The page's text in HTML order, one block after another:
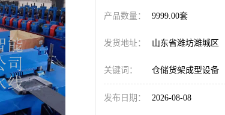
产品数量： 9999.00套
发货地址： 山东省潍坊潍城区
关键词： 仓储货架成型设备
发布日期： 2026-08-08